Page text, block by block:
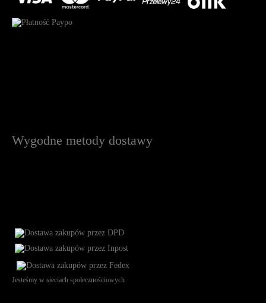
Wygodne metody dostawy
Jesteśmy w sieciach społecznościowych